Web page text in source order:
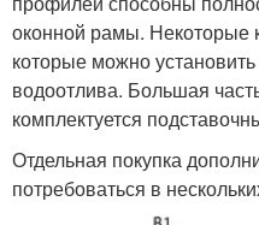
оконной рамы. Некоторые
которые можно
водоотлива. Большая
комплектуется
Отдельная покупка
потребоваться в